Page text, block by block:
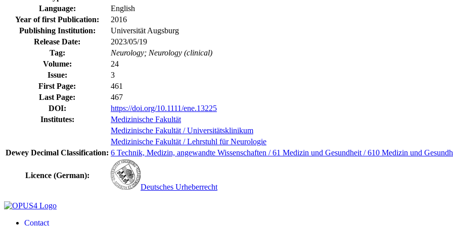
Language:
English
Year of first Publication:
2016
Publishing Institution:
Universität Augsburg
Release Date:
2023/05/19
Tag:
Neurology; Neurology (clinical)
Volume:
24
Issue:
3
First Page:
461
Last Page:
467
DOI:
https://doi.org/10.1111/ene.13225
Institutes:
Medizinische Fakultät
Medizinische Fakultät / Universitätsklinikum
Medizinische Fakultät / Lehrstuhl für Neurologie
Dewey Decimal Classification: 6 Technik, Medizin, angewandte Wissenschaften / 61 Medizin und Gesundheit / 610 Medizin und
Licence (German):
Deutsches Urheberrecht
Contact